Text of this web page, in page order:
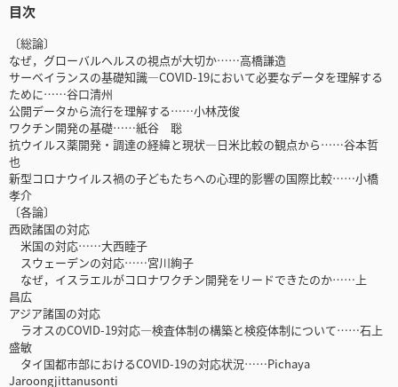
目次
〔総論〕
なぜ，グローバルヘルスの視点が大切か……高橋謙造
サーベイランスの基礎知識―COVID-19において必要なデータを理解する
ために……谷口清州
公開データから流行を理解する……小林茂俊
ワクチン開発の基礎……紙谷 聡
抗ウイルス薬開発・調達の経緯と現状―日米比較の観点から……谷本哲
也
新型コロナウイルス禍の子どもたちへの心理的影響の国際比較……小橋
孝介
〔各論〕
西欧諸国の対応
米国の対応……大西睦子
スウェーデンの対応……宮川絢子
なぜ，イスラエルがコロナワクチン開発をリードできたのか……上
昌広
アジア諸国の対応
ラオスのCOVID-19対応―検査体制の構築と検疫体制について……石上
盛敏
タイ国都市部におけるCOVID-19の対応状況……Pichaya
Jaroongjittanusonti